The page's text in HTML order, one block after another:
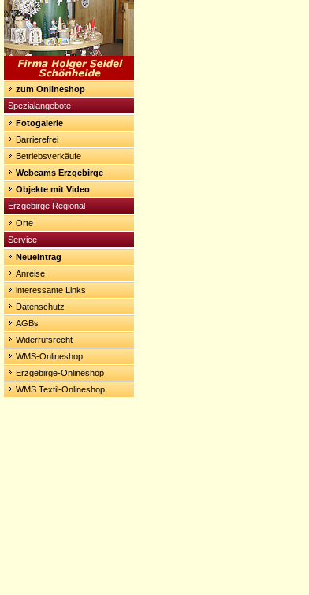
zum Onlineshop
Spezialangebote
Fotogalerie
Barrierefrei
Betriebsverkäufe
Webcams Erzgebirge
Objekte mit Video
Erzgebirge Regional
Orte
Service
Neueintrag
Anreise
interessante Links
Datenschutz
AGBs
Widerrufsrecht
WMS-Onlineshop
Erzgebirge-Onlineshop
WMS Textil-Onlineshop